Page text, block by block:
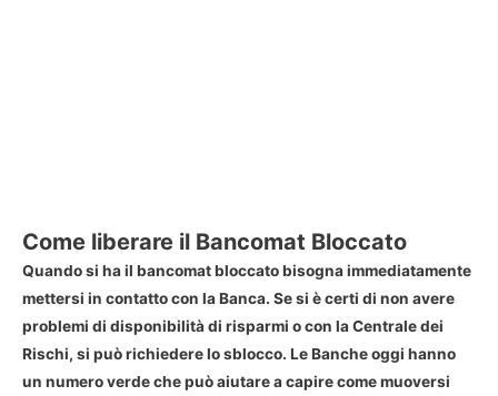
Come liberare il Bancomat Bloccato
Quando si ha il bancomat bloccatobisogna immediatamente
mettersi in contatto con la Banca. Se si è certi di non avere
problemi di disponibilità di risparmi o con la Centrale dei
Rischi, si può richiedere lo sblocco. Le Banche oggi hanno
un numero verde che può aiutare a capire come muoversi